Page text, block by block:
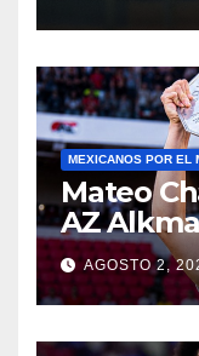
MEXICANOS POR EL
Mateo
AZ
deAGOSTO 2,